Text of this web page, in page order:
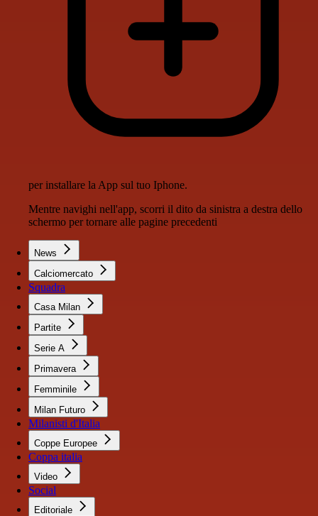
per installare la App sul tuo Iphone.
Mentre navighi nell'app, scorri il dito da sinistra a destra dello
schermo per tornare alle pagine precedenti
News
Calciomercato
Squadra
Casa Milan
Partite
Serie A
Primavera
Femminile
Milan Futuro
Milanisti d'Italia
Coppe Europee
Coppa italia
Video
Social
Editoriale